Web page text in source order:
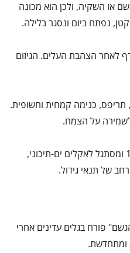
או השקיה, ולכן הוא מכונה
נפתח ביום ונסגר בלילה.
לאחר הצהבת העלים. הגיזום
כנימה קמחית וחשופית.
לשמירה על הצמח.
הברנתוס עמיד לקור באזורים 8 עד 10 ומסתגל לאקלים ים-תיכוני,
של תנאי גידול.
פורח בגלים עדינים אחרי
ומתחדשת.